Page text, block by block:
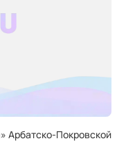
Арбатско-Покровской